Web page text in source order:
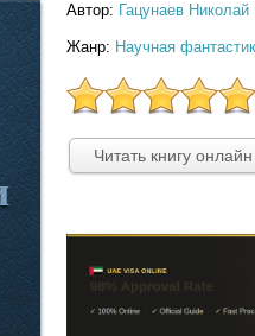
Автор: Гацунаев Николай
Жанр: Научная
Читать книгу